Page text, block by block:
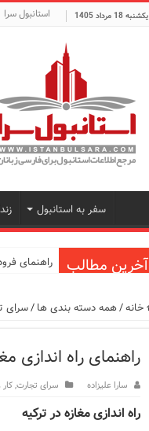
یکشنبه 18 مرداد 1405 استانبول سرا
سفر به استانبول
آخرین مطالب
راهنمای
مرکز خرید
12 اشتباه رایج در دریافت شهروندی ترکیه از طریق خرید ملک
ویژگی‌های
خانه/همه دسته بندی ها/سرای
راهنمای راه اندازی
سارا علیزاده سرای تجارت,
راه اندازی مغازه در ترکیه